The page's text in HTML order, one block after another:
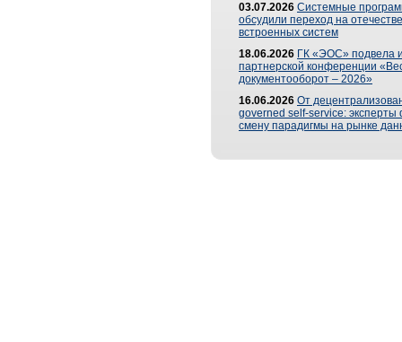
03.07.2026 Системные
обсудили переход на
встроенных систем
18.06.2026 ГК «ЭОС» подвела
партнерской конференции
документооборот – 2026»
16.06.2026 От
governed self-service: эксперты
смену парадигмы на рынке